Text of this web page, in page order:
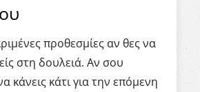
προθεσμίες αν θες να
στη δουλειά. Αν σου
κάνεις κάτι για την επόμενη